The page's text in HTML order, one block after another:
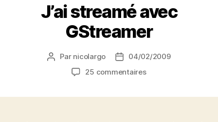
J’ai streamé avec
GStreamer
Auteur
l’article
Par nicolargo
Date04/02/2009
25 commentairessur